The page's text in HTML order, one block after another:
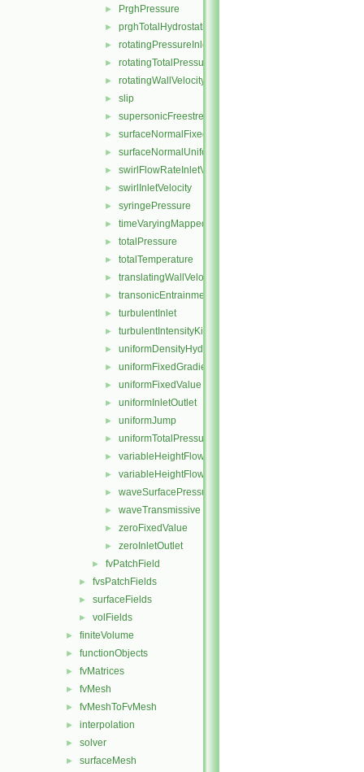
► PrghPressure
► prghTotalHydrostaticPressure
► rotatingPressureInletOutletVelocity
► rotatingTotalPressure
► rotatingWallVelocity
► slip
► supersonicFreestream
► surfaceNormalFixedValue
► surfaceNormalUniformFixedValue
► swirlFlowRateInletVelocity
► swirlInletVelocity
► syringePressure
► timeVaryingMappedFixedValue
► totalPressure
► totalTemperature
► translatingWallVelocity
► transonicEntrainmentPressure
► turbulentInlet
► turbulentIntensityKineticEnergyInlet
► uniformDensityHydrostaticPressure
► uniformFixedGradient
► uniformFixedValue
► uniformInletOutlet
► uniformJump
► uniformTotalPressure
► variableHeightFlowRate
► variableHeightFlowRateInletVelocity
► waveSurfacePressure
► waveTransmissive
► zeroFixedValue
► zeroInletOutlet
► fvPatchField
► fvsPatchFields
► surfaceFields
► volFields
► finiteVolume
► functionObjects
► fvMatrices
► fvMesh
► fvMeshToFvMesh
► interpolation
► solver
► surfaceMesh